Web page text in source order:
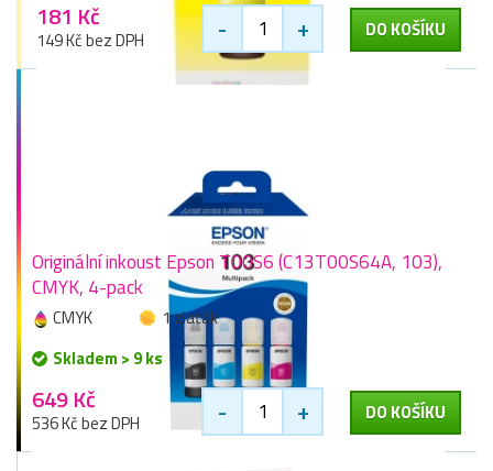
181 Kč
149 Kč bez DPH - + DO KOŠÍKU
Originální inkoust Epson T00S6 (C13T00S64A, 103),
CMYK, 4-pack
CMYK
1 zlaťák
Skladem > 9 ks
649 Kč
536 Kč bez DPH - + DO KOŠÍKU